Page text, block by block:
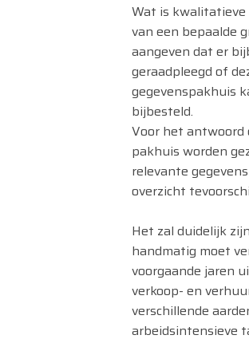
Wat is kwalitatieve
van een bepaalde
aangeven dat er
geraadpleegd of
gegevenspakhuis
bijbesteld.
Voor het antwoord
pakhuis worden
relevante
overzicht
Het zal duidelijk
handmatig moet
voorgaande jaren
verkoop- en
verschillende
arbeidsintensieve